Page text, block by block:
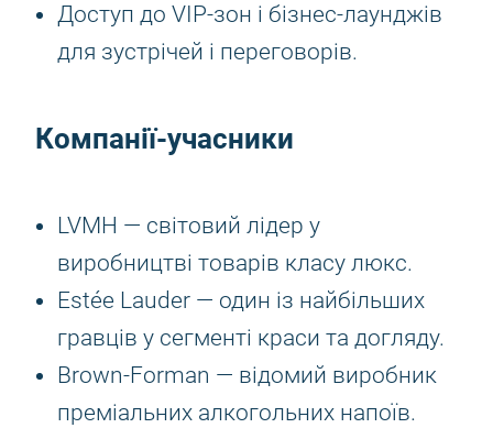
Доступ до VIP-зон і бізнес-лаунджів
для зустрічей і переговорів.
Компанії-учасники
LVMH — світовий лідер у
виробництві товарів класу люкс.
Estée Lauder — один із найбільших
гравців у сегменті краси та догляду.
Brown-Forman — відомий виробник
преміальних алкогольних напоїв.